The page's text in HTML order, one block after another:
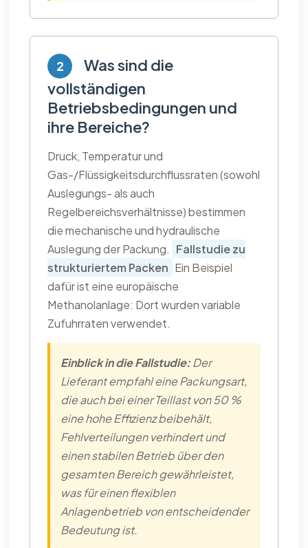
2
Was sind die
vollständigen
Betriebsbedingungen und
ihre Bereiche?
Druck, Temperatur und
Gas-/Flüssigkeitsdurchflussraten (sowohl
Auslegungs- als auch
Regelbereichsverhältnisse) bestimmen
die mechanische und hydraulische
Auslegung der Packung. Fallstudie zu
strukturiertem Packen Ein Beispiel
dafür ist eine europäische
Methanolanlage: Dort wurden variable
Zufuhrraten verwendet.
Einblick in die Fallstudie:Der
Lieferant empfahl eine Packungsart,
die auch bei einer Teillast von 50 %
eine hohe Effizienz beibehält,
Fehlverteilungen verhindert und
einen stabilen Betrieb über den
gesamten Bereich gewährleistet,
was für einen flexiblen
Anlagenbetrieb von entscheidender
Bedeutung ist.